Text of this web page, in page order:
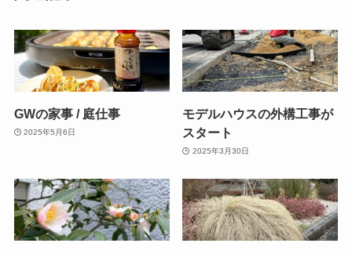
GWの家事 / 庭仕事
2025年5月6日
モデルハウスの外構工事が
スタート
2025年3月30日